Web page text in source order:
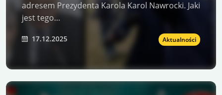
adresem Prezydenta Karola Karol Nawrocki. Jaki
jest tego…
17.12.2025 Aktualności